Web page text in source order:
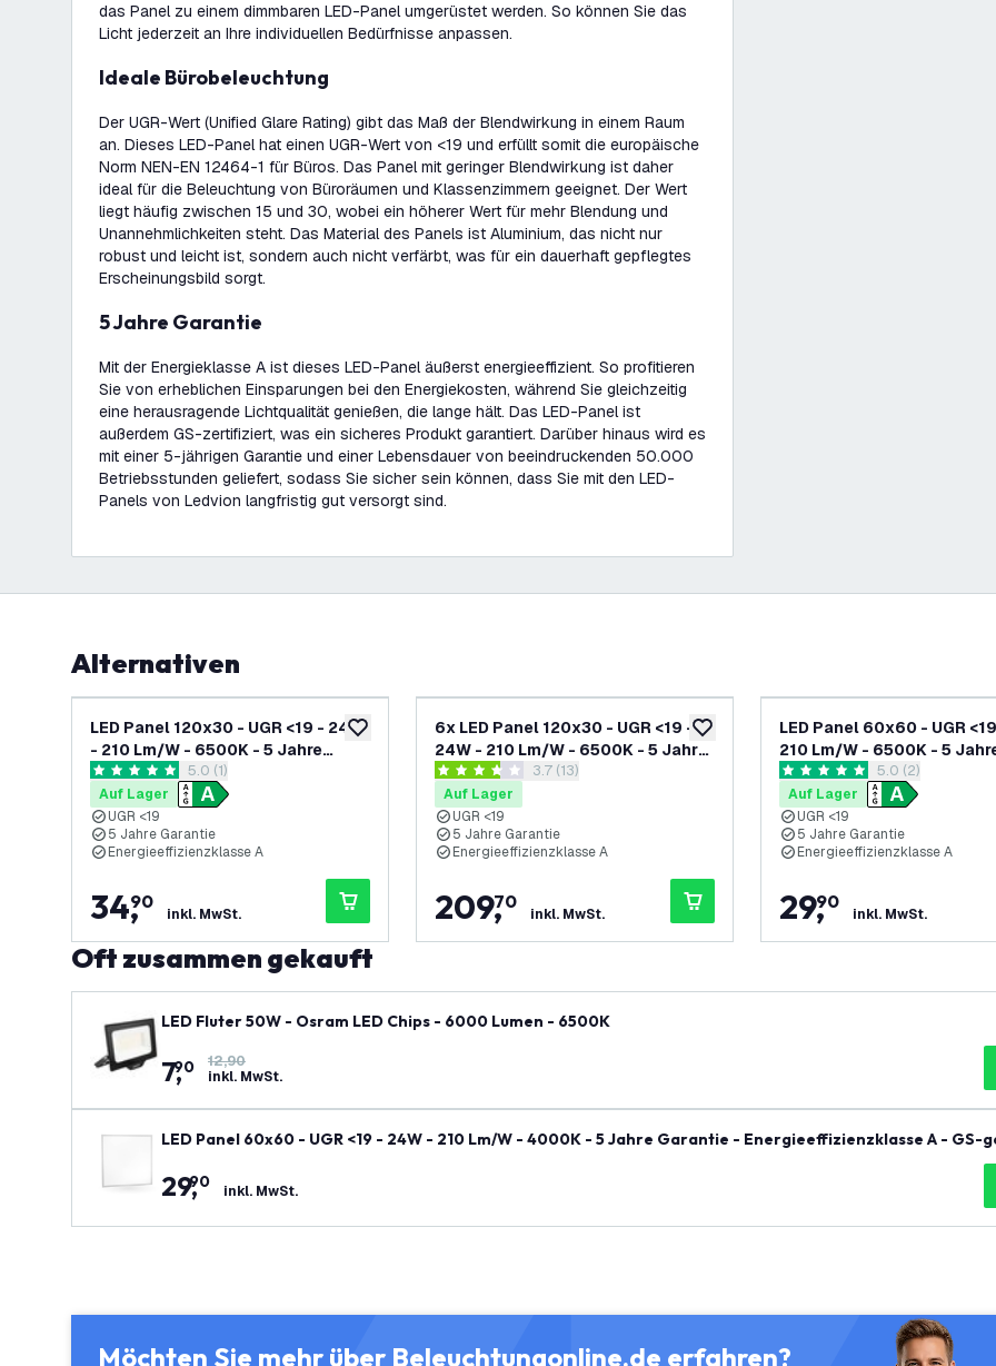
das Panel zu einem dimmbaren LED-Panel umgerüstet werden. So können Sie das
Licht jederzeit an Ihre individuellen Bedürfnisse anpassen.
Ideale Bürobeleuchtung
Der UGR-Wert (Unified Glare Rating) gibt das Maß der Blendwirkung in einem Raum
an. Dieses LED-Panel hat einen UGR-Wert von <19 und erfüllt somit die europäische
Norm NEN-EN 12464-1 für Büros. Das Panel mit geringer Blendwirkung ist daher
ideal für die Beleuchtung von Büroräumen und Klassenzimmern geeignet. Der Wert
liegt häufig zwischen 15 und 30, wobei ein höherer Wert für mehr Blendung und
Unannehmlichkeiten steht. Das Material des Panels ist Aluminium, das nicht nur
robust und leicht ist, sondern auch nicht verfärbt, was für ein dauerhaft gepflegtes
Erscheinungsbild sorgt.
5 Jahre Garantie
Mit der Energieklasse A ist dieses LED-Panel äußerst energieeffizient. So profitieren
Sie von erheblichen Einsparungen bei den Energiekosten, während Sie gleichzeitig
eine herausragende Lichtqualität genießen, die lange hält. Das LED-Panel ist
außerdem GS-zertifiziert, was ein sicheres Produkt garantiert. Darüber hinaus wird es
mit einer 5-jährigen Garantie und einer Lebensdauer von beeindruckenden 50.000
Betriebsstunden geliefert, sodass Sie sicher sein können, dass Sie mit den LED-
Panels von Ledvion langfristig gut versorgt sind.
Alternativen
zur Wunschliste hinzufügen
LED Panel 120x30 - UGR <19 - 24W
- 210 Lm/W - 6500K - 5 Jahre
Garantie - Energieeffizienzklasse
A - GS-geprüft
Bewertungsbereich öffnen
5 Bewertungssterne
5.0 (1)
Auf Lager
UGR <19
5 Jahre Garantie
Energieeffizienzklasse A
34,
90
inkl. MwSt.
zur Wunschliste hinzufügen
6x LED Panel 120x30 - UGR <19 -
24W - 210 Lm/W - 6500K - 5 Jahre
Garantie - Energieeffizienzklasse
A - GS-geprüft
Bewertungsbereich öffnen
3.7 Bewertungssterne
3.7 (13)
Auf Lager
UGR <19
5 Jahre Garantie
Energieeffizienzklasse A
209,
70
inkl. MwSt.
LED Panel 60x60 - UGR
210 Lm/W - 6500K - 5
Garantie -
A - GS-geprüft
5 Bewertungssterne
5.0 (2)
Auf Lager
UGR <19
5 Jahre Garantie
Energieeffizienzklasse A
29,
90
inkl. MwSt.
Oft zusammen gekauft
LED Fluter 50W - Osram LED Chips - 6000 Lumen - 6500K
7,
90
12,90
inkl. MwSt.
LED Panel 60x60 - UGR <19 - 24W - 210 Lm/W - 4000K - 5 Jahre Garantie - Energieeffizienzklasse A - GS-
29,
90 inkl. MwSt.
Möchten Sie mehr über Beleuchtungonline.de erfahren?